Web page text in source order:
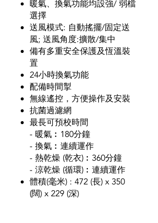
暖氣、換氣功能均設強/ 弱檔
選擇
送風模式: 自動搖擺/固定送
風; 送風角度:擴散/集中
備有多重安全保護及恆溫裝
置
24小時換氣功能
配備時間掣
無線遙控，方便操作及安裝
抗菌過濾網
最長可預校時間
- 暖氣︰180分鐘
- 換氣︰連續運作
- 熱乾燥 (乾衣)︰360分鐘
- 涼乾燥 (循環)︰連續運作
體積(毫米) : 472 (長) x 350
(闊) x 229 (深)